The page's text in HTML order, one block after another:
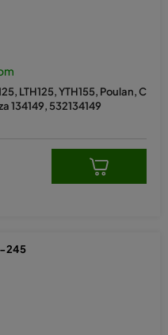
LTH125, YTH155, Poulan, C
134149, 532134149
245